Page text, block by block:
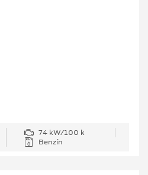
74 kW/100 k
Benzín